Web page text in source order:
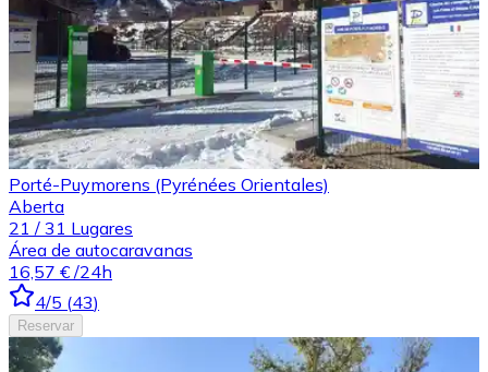
Porté-Puymorens (Pyrénées Orientales)
Aberta
21 / 31 Lugares
Área de autocaravanas
16,57 € /24h
4/5 (43)
Reservar